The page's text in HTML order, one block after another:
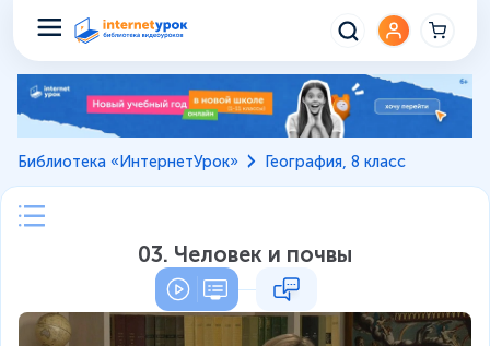
Библиотека «ИнтернетУрок» География, 8 класс
03. Человек и почвы